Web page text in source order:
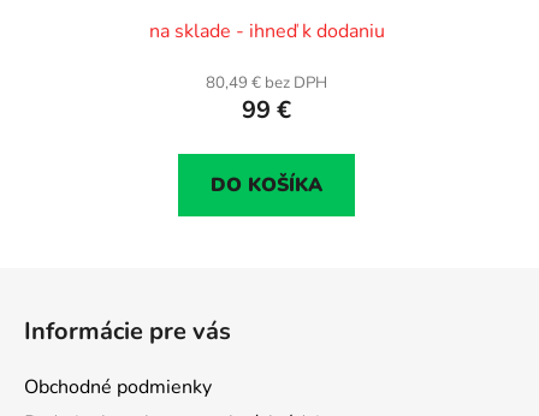
na sklade - ihneď k dodaniu
80,49 € bez DPH
99 €
DO KOŠÍKA
Informácie pre vás
Obchodné podmienky